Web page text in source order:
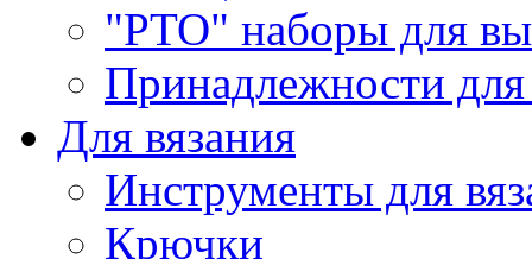
"РТО" наборы для
Принадлежности
Для вязания
Инструменты для
Крючки